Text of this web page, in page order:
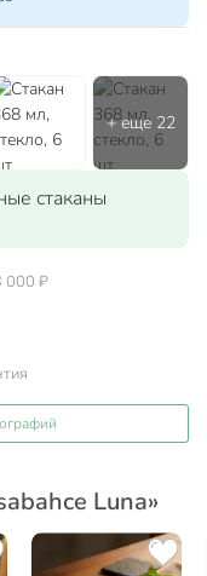
стаканы
000 ₽
Luna»